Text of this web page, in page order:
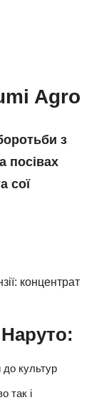
Agro
з
посівах
сої
концентрат
до культур
так і